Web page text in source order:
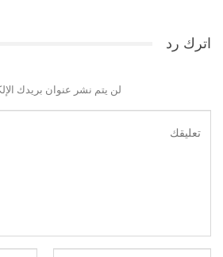
اترك رد
لن يتم نشر عنوان بريدك